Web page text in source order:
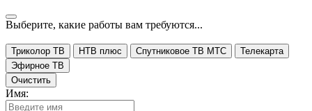
Выберите, какие работы вам требуются...
Триколор ТВ НТВ плюс Спутниковое ТВ МТС
Телекарта
Эфирное ТВ
Очистить
Имя: